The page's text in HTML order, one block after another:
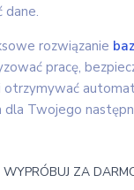
dane.
rozwiązanie
pracę,
otrzymywać
Twojego
WYPRÓBUJ ZA